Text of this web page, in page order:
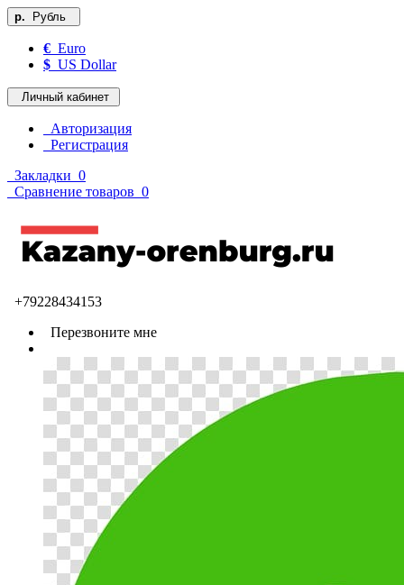
р. Рубль
€ Euro
$ US Dollar
Личный кабинет
Авторизация
Регистрация
Закладки 0
Сравнение товаров 0
+79228434153
Перезвоните мне